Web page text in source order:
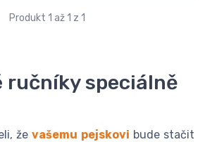
Produkt 1 až 1 z 1
ručníky speciálně
ževašemu pejskovi bude stačit